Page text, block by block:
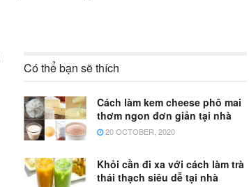
Có thể bạn sẽ thích
Cách làm kem cheese phô mai
thơm ngon đơn giản tại nhà
20 OCTOBER, 2020
Khỏi cần đi xa với cách làm trà
thái thạch siêu dễ tại nhà